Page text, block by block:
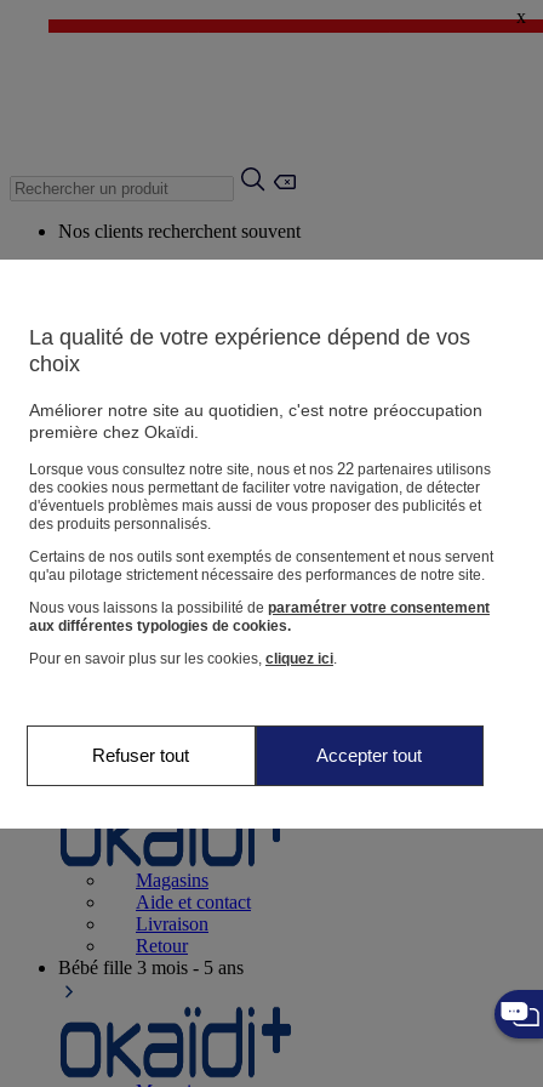
✨ LAST DAYS : Jusqu'à -60%* ✨
x
Nos clients recherchent souvent
Produits suggérés
Voir tous les produits
Magasin
Vos informations personnelles
Suivre une commande
Panier
Favoris
Naissance0-12 mois
Magasins
Aide et contact
Livraison
Retour
Bébé fille 3 mois - 5 ans
La qualité de votre expérience dépend de vos
choix
Améliorer notre site au quotidien, c'est notre préoccupation
première chez Okaïdi.
Lorsque vous consultez notre site, nous et nos 22partenaires utilisons
des cookies nous permettant de faciliter votre navigation, de détecter
d'éventuels problèmes mais aussi de vous proposer des publicités et
des produits personnalisés.
Certains de nos outils sont exemptés de consentement et nous servent
qu'au pilotage strictement nécessaire des performances de notre site.
Nous vous laissons la possibilité de paramétrer votre consentement
aux différentes typologies de cookies.
Pour en savoir plus sur les cookies, cliquez ici.
Refuser tout Accepter tout